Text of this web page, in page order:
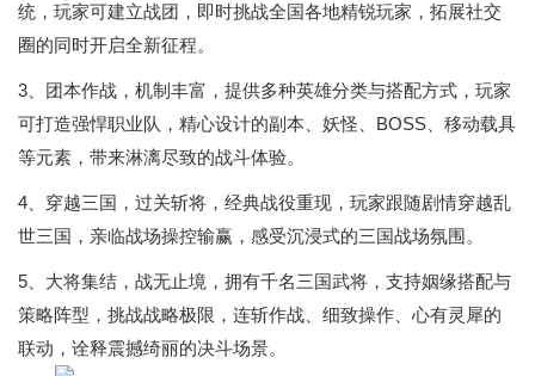
统，玩家可建立战团，即时挑战全国各地精锐玩家，拓展社交
圈的同时开启全新征程。
3、团本作战，机制丰富，提供多种英雄分类与搭配方式，玩家
可打造强悍职业队，精心设计的副本、妖怪、BOSS、移动载具
等元素，带来淋漓尽致的战斗体验。
4、穿越三国，过关斩将，经典战役重现，玩家跟随剧情穿越乱
世三国，亲临战场操控输赢，感受沉浸式的三国战场氛围。
5、大将集结，战无止境，拥有千名三国武将，支持姻缘搭配与
策略阵型，挑战战略极限，连斩作战、细致操作、心有灵犀的
联动，诠释震撼绮丽的决斗场景。